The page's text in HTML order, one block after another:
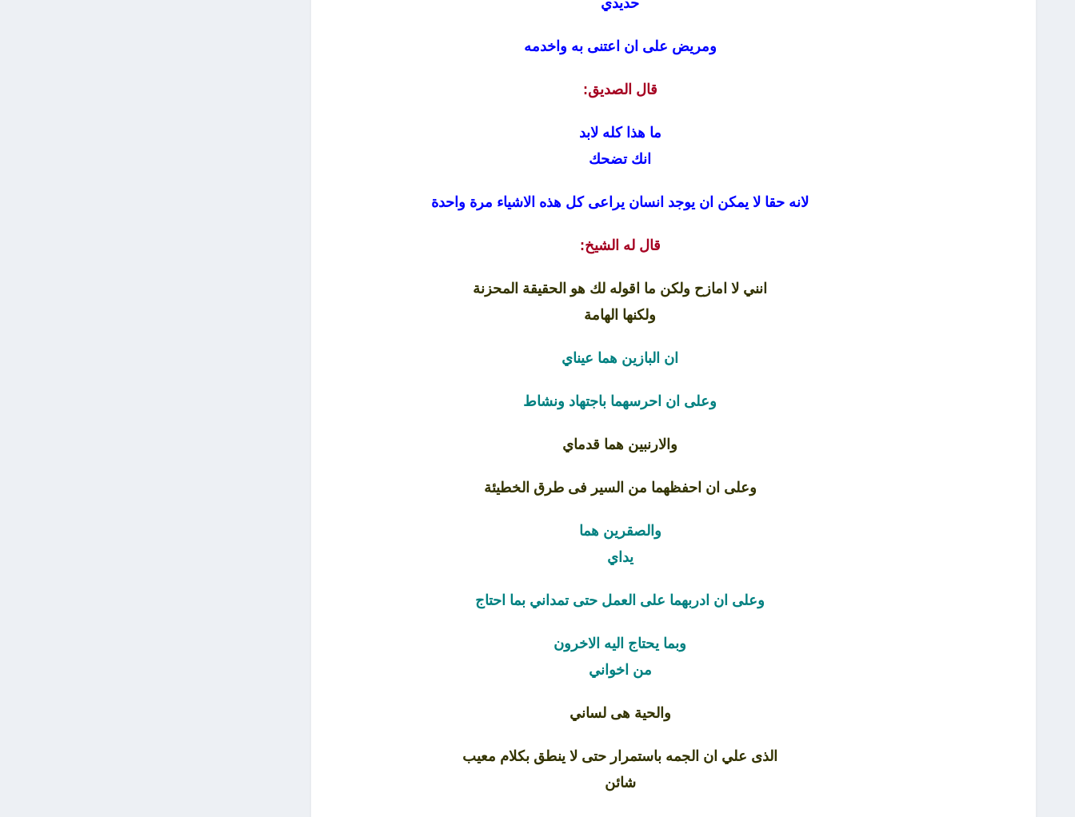
حديدي
ومريض على ان اعتنى به واخدمه
قال الصديق:
ما هذا كله لابد
انك تضحك
لانه حقا لا يمكن ان يوجد انسان يراعى كل هذه الاشياء مرة واحدة
قال له الشيخ:
انني لا امازح ولكن ما اقوله لك هو الحقيقة المحزنة
ولكنها الهامة
ان البازين هما عيناي
وعلى ان احرسهما باجتهاد ونشاط
والارنبين هما قدماي
وعلى ان احفظهما من السير فى طرق الخطيئة
والصقرين هما
يداي
وعلى ان ادربهما على العمل حتى تمداني بما احتاج
وبما يحتاج اليه الاخرون
من اخواني
والحية هى لساني
الذى علي ان الجمه باستمرار حتى لا ينطق بكلام معيب
شائن